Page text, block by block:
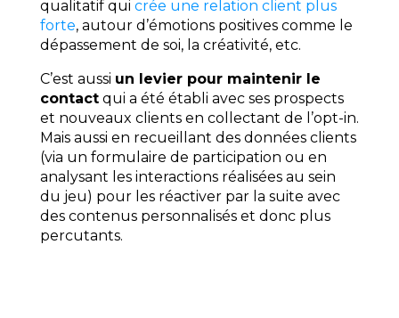
qualitatif qui crée une relation client plus
forte, autour d’émotions positives comme le
dépassement de soi, la créativité, etc.
C’est aussi un levier pour maintenir le
contactqui a été établi avec ses prospects
et nouveaux clients en collectant de l’opt-in.
Mais aussi en recueillant des données clients
(via un formulaire de participation ou en
analysant les interactions réalisées au sein
du jeu) pour les réactiver par la suite avec
des contenus personnalisés et donc plus
percutants.